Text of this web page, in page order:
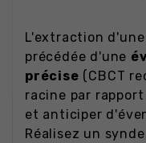
L'extraction
précédée d'une
précise (CBCT
racine par
et anticiper
Réalisez un